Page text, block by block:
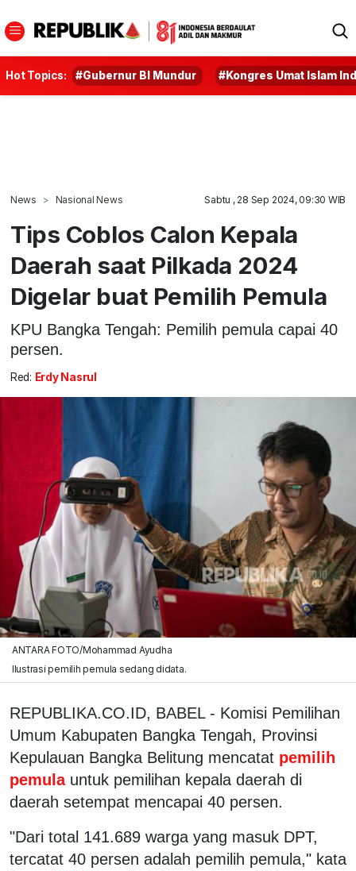
Hot Topics: #Gubernur BI Mundur #Kongres Umat Islam
News Nasional News Sabtu , 28 Sep 2024, 09:30 WIB
Tips Coblos Calon Kepala
Daerah saat Pilkada 2024
Digelar buat Pemilih Pemula
KPU Bangka Tengah: Pemilih pemula capai 40
persen.
Red: Erdy Nasrul
ANTARA FOTO/Mohammad Ayudha
Ilustrasi pemilih pemula sedang didata.
REPUBLIKA.CO.ID, BABEL - Komisi Pemilihan
Umum Kabupaten Bangka Tengah, Provinsi
Kepulauan Bangka Belitung mencatat pemilih
pemula untuk pemilihan kepala daerah di
daerah setempat mencapai 40 persen.
"Dari total 141.689 warga yang masuk DPT,
tercatat 40 persen adalah pemilih pemula," kata